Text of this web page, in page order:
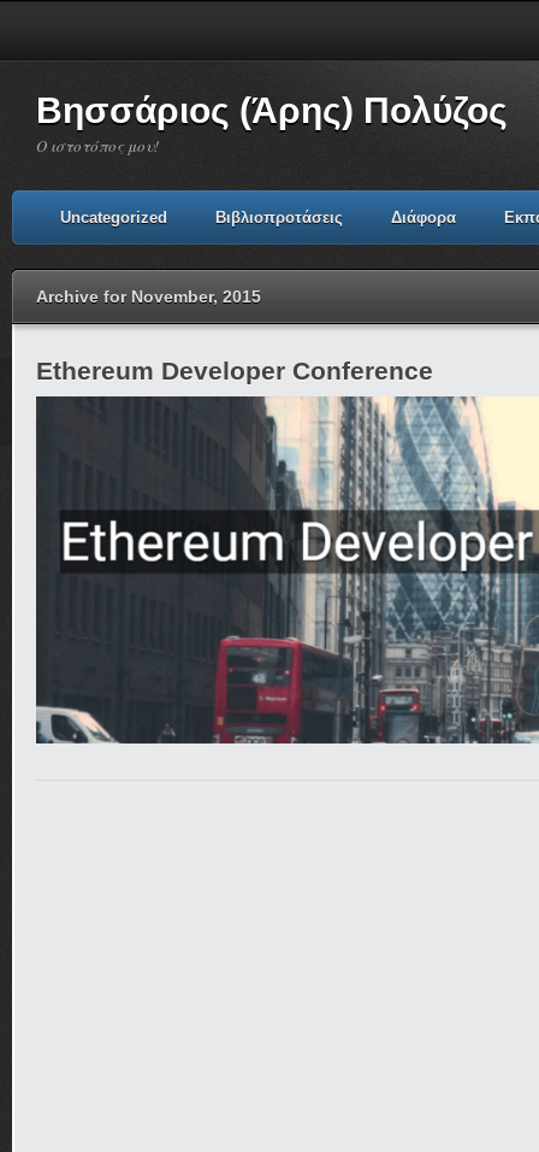
Βησσάριος (Άρης) Πολύζος
Ο ιστοτόπος μου!
Uncategorized Βιβλιοπροτάσεις Διάφορα
Archive for November, 2015
Ethereum Developer Conference